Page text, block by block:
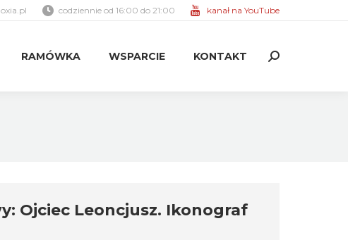
codziennie od 16:00 do 21:00 kanał na YouTube
RAMÓWKA WSPARCIE KONTAKT Search:
Ojciec Leoncjusz. Ikonograf